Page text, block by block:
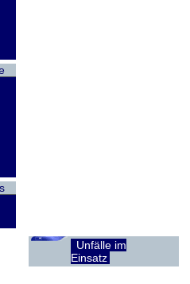
Unfälle im
Einsatz